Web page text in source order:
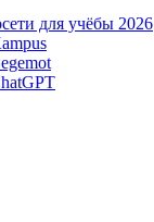
для учёбы 2026